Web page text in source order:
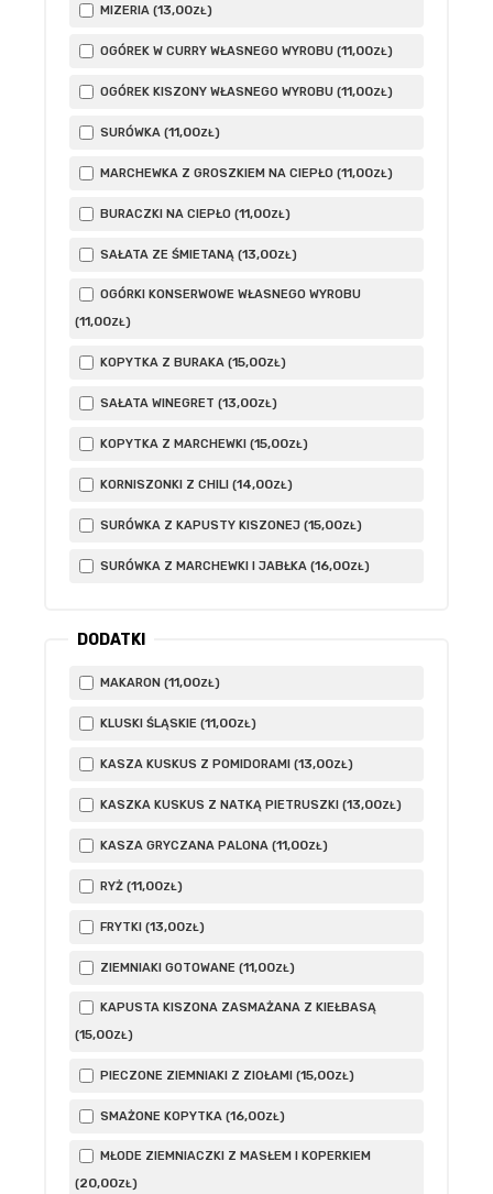
MIZERIA (13,00ZŁ)
OGÓREK W CURRY WŁASNEGO WYROBU (11,00ZŁ)
OGÓREK KISZONY WŁASNEGO WYROBU (11,00ZŁ)
SURÓWKA (11,00ZŁ)
MARCHEWKA Z GROSZKIEM NA CIEPŁO (11,00ZŁ)
BURACZKI NA CIEPŁO (11,00ZŁ)
SAŁATA ZE ŚMIETANĄ (13,00ZŁ)
OGÓRKI KONSERWOWE WŁASNEGO WYROBU
(11,00ZŁ)
KOPYTKA Z BURAKA (15,00ZŁ)
SAŁATA WINEGRET (13,00ZŁ)
KOPYTKA Z MARCHEWKI (15,00ZŁ)
KORNISZONKI Z CHILI (14,00ZŁ)
SURÓWKA Z KAPUSTY KISZONEJ (15,00ZŁ)
SURÓWKA Z MARCHEWKI I JABŁKA (16,00ZŁ)
DODATKI
MAKARON (11,00ZŁ)
KLUSKI ŚLĄSKIE (11,00ZŁ)
KASZA KUSKUS Z POMIDORAMI (13,00ZŁ)
KASZKA KUSKUS Z NATKĄ PIETRUSZKI (13,00ZŁ)
KASZA GRYCZANA PALONA (11,00ZŁ)
RYŻ (11,00ZŁ)
FRYTKI (13,00ZŁ)
ZIEMNIAKI GOTOWANE (11,00ZŁ)
KAPUSTA KISZONA ZASMAŻANA Z KIEŁBASĄ
(15,00ZŁ)
PIECZONE ZIEMNIAKI Z ZIOŁAMI (15,00ZŁ)
SMAŻONE KOPYTKA (16,00ZŁ)
MŁODE ZIEMNIACZKI Z MASŁEM I KOPERKIEM
(20,00ZŁ)